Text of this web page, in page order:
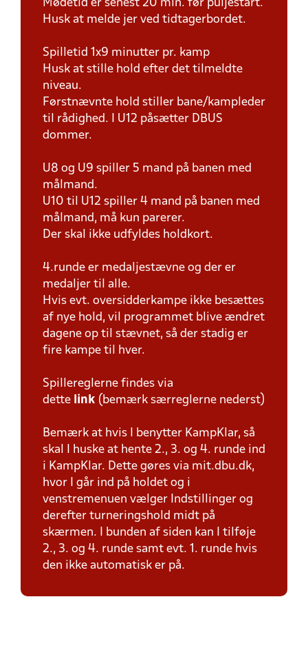
Mødetid er senest 20 min. før puljestart.
Husk at melde jer ved tidtagerbordet.
Spilletid 1x9 minutter pr. kamp
Husk at stille hold efter det tilmeldte
niveau.
Førstnævnte hold stiller bane/kampleder
til rådighed. I U12 påsætter DBUS
dommer.
U8 og U9 spiller 5 mand på banen med
målmand.
U10 til U12 spiller 4 mand på banen med
målmand, må kun parerer.
Der skal ikke udfyldes holdkort.
4.runde er medaljestævne og der er
medaljer til alle.
Hvis evt. oversidderkampe ikke besættes
af nye hold, vil programmet blive ændret
dagene op til stævnet, så der stadig er
fire kampe til hver.
Spillereglerne findes via
dette link (bemærk særreglerne nederst)
Bemærk at hvis I benytter KampKlar, så
skal I huske at hente 2., 3. og 4. runde ind
i KampKlar. Dette gøres via mit.dbu.dk,
hvor I går ind på holdet og i
venstremenuen vælger Indstillinger og
derefter turneringshold midt på
skærmen. I bunden af siden kan I tilføje
2., 3. og 4. runde samt evt. 1. runde hvis
den ikke automatisk er på.